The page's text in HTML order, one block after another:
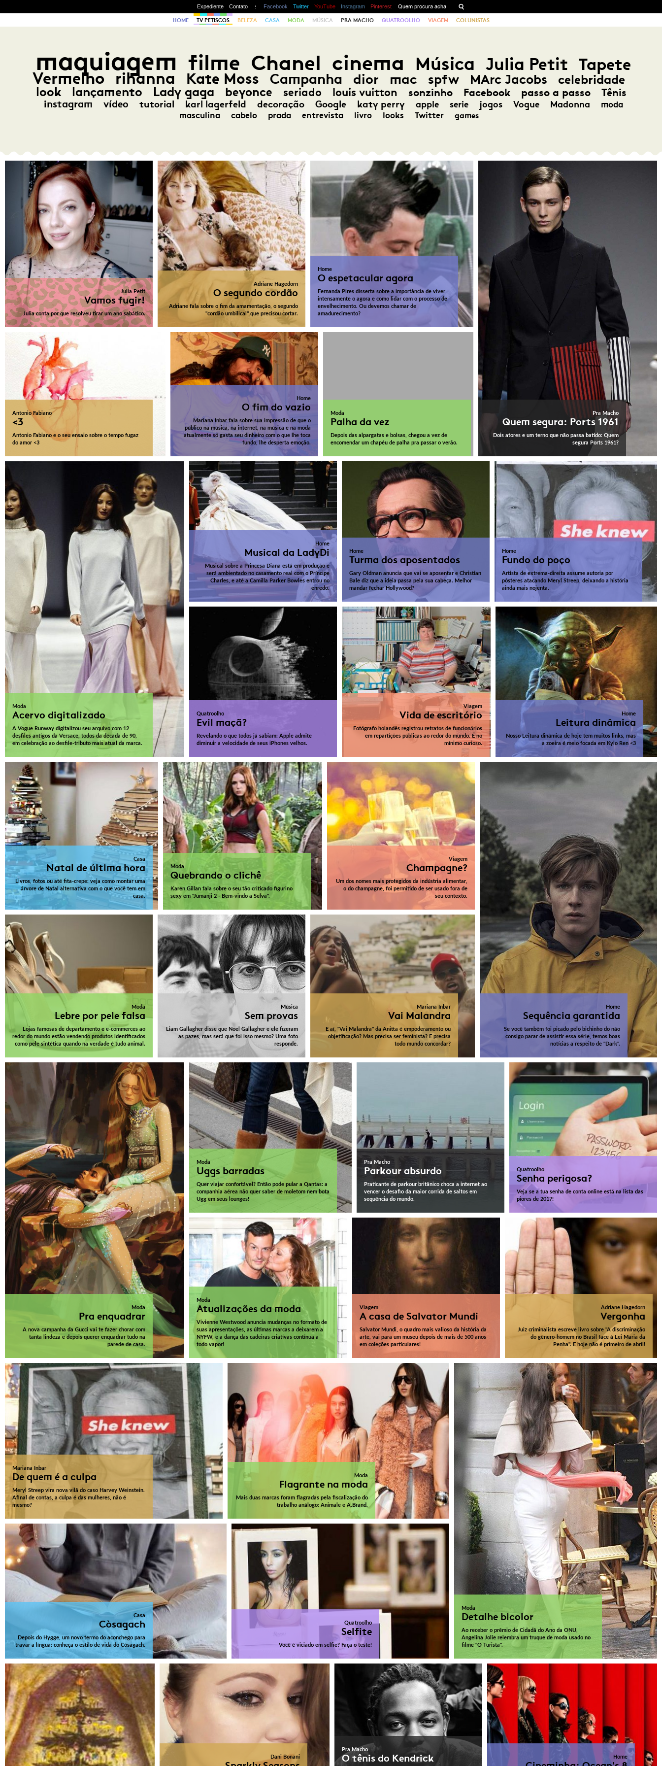
Expediente Contato Facebook Twitter YouTube Instagram Pinterest
HOME TV PETISCOS BELEZA CASA MODA MÚSICA PRA MACHO QUATROOLHO VIAGEM COLUNISTAS
maquiagem filme Chanel cinema Música Julia Petit Tapete
Vermelho rihanna Kate Moss Campanha dior mac spfw MArc Jacobs
celebridade
look
lançamento Lady gaga beyonce seriado louis vuitton sonzinho Facebook passo a passo Tênis
instagram vídeo tutorial karl lagerfeld decoração Google katy perry apple serie jogos Vogue Madonna
moda
masculina
cabelo prada entrevista livro looks Twitter games
Julia Petit
Vamos fugir!
Julia conta por que resolveu tirar um ano sabático.
Adriane Hagedorn
O segundo cordão
Adriane fala sobre o fim da amamentação, o segundo
"cordão umbilical" que precisou cortar.
Home
O espetacular agora
Fernanda Pires disserta sobre a importância de viver
intensamente o agora e como lidar com o processo de
envelhecimento. Ou devemos chamar de
amadurecimento?
Antonio Fabiano
<3
Antonio Fabiano e o seu ensaio sobre o tempo fugaz
do amor <3
Home
O fim do vazio
Mariana Inbar fala sobre sua impressão de que o
público na música, na internet, na música e na moda
atualmente só gasta seu dinheiro com o que lhe toca
fundo, lhe desperta emoção.
Moda
Palha da vez
Depois das alpargatas e bolsas, chegou a vez de
encomendar um chapéu de palha pra passar o verão.
Pra Macho
Quem segura: Ports 1961
Dois atores e um terno que não passa batido: Quem
segura Ports 1961?
Home
Musical da LadyDi
Musical sobre a Princesa Diana está em produção e
será ambientado no casamento real com o Príncipe
Charles, e até a Camilla Parker Bowles entrou no
enredo.
Home
Turma dos aposentados
Gary Oldman anuncia que vai se aposentar e Christian
Bale diz que a ideia passa pela sua cabeça. Melhor
mandar fechar Hollywood?
Home
Fundo do poço
Artista de extrema-direita assume autoria por
pôsteres atacando Meryl Streep, deixando a história
ainda mais nojenta.
Quatroolho
Evil maçã?
Revelando o que todos já sabiam: Apple admite
diminuir a velocidade de seus iPhones velhos.
Viagem
Vida de escritório
Fotógrafo holandês registrou retratos de funcionários
em repartições públicas ao redor do mundo. É no
mínimo curioso.
Home
Leitura dinâmica
Nosso Leitura dinâmica de hoje tem muitos links, mas
a zoeira é meio focada em Kylo Ren <3
Moda
Acervo digitalizado
A Vogue Runway digitalizou seu arquivo com 12
desfiles antigos da Versace, todos da década de 90,
em celebração ao desfile-tributo mais atual da marca.
Casa
Natal de última hora
Livros, fotos ou até fita-crepe: veja como montar uma
árvore de Natal alternativa com o que você tem em
casa.
Moda
Quebrando o clichê
Karen Gillan fala sobre o seu tão criticado figurino
sexy em "Jumanji 2 - Bem-vindo a Selva".
Viagem
Champagne?
Um dos nomes mais protegidos da indústria alimentar,
o do champagne, foi permitido de ser usado fora de
seu contexto.
Moda
Lebre por pele falsa
Lojas famosas de departamento e e-commerces ao
redor do mundo estão vendendo produtos identificados
como pele sintética quando na verdade é tudo animal.
Música
Sem provas
Liam Gallagher disse que Noel Gallagher e ele fizeram
as pazes, mas será que foi isso mesmo? Uma foto
responde.
Mariana Inbar
Vai Malandra
E aí, "Vai Malandra" da Anitta é empoderamento ou
objetificação? Mas precisa ser feminista? E precisa
todo mundo concordar?
Home
Sequência garantida
Se você também foi picado pelo bichinho do não
consigo parar de assistir essa série, temos boas
notícias a respeito de "Dark".
Moda
Uggs barradas
Quer viajar confortável? Então pode pular a Qantas: a
companhia aérea não quer saber de moletom nem bota
Ugg em seus lounges!
Pra Macho
Parkour absurdo
Praticante de parkour britânico choca a internet ao
vencer o desafio da maior corrida de saltos em
sequência do mundo.
Quatroolho
Senha perigosa?
Veja se a tua senha de conta online está na lista das
piores de 2017!
Moda
Atualizações da moda
Vivienne Westwood anuncia mudanças no formato de
suas apresentações, as últimas marcas a deixarem a
NYFW, e a dança das cadeiras criativas continua a
todo vapor!
Viagem
A casa de Salvator Mundi
Salvator Mundi, o quadro mais valioso da história da
arte, vai para um museu depois de mais de 500 anos
em coleções particulares!
Adriane Hagedorn
Vergonha
Juiz criminalista escreve livro sobre "A discriminação
do gênero-homem no Brasil face à Lei Maria da
Penha". E hoje não é primeiro de abril!
Moda
Pra enquadrar
A nova campanha da Gucci vai te fazer chorar com
tanta lindeza e depois querer enquadrar tudo na
parede de casa.
Mariana Inbar
De quem é a culpa
Meryl Streep vira nova vilã do caso Harvey Weinstein.
Afinal de contas, a culpa é das mulheres, não é
mesmo?
Moda
Flagrante na moda
Mais duas marcas foram flagradas pela fiscalização do
trabalho análogo: Animale e A.Brand.
Casa
Còsagach
Depois do Hygge, um novo termo do aconchego para
travar a língua: conheça o estilo de vida do Còsagach.
Quatroolho
Selfite
Você é viciado em selfie? Faça o teste!
Moda
Detalhe bicolor
Ao receber o prêmio de Cidadã do Ano da ONU,
Angelina Jolie relembra um truque de moda usado no
filme "O Turista".
Dani Bonani
Pra Macho
O tênis do Kendrick Home